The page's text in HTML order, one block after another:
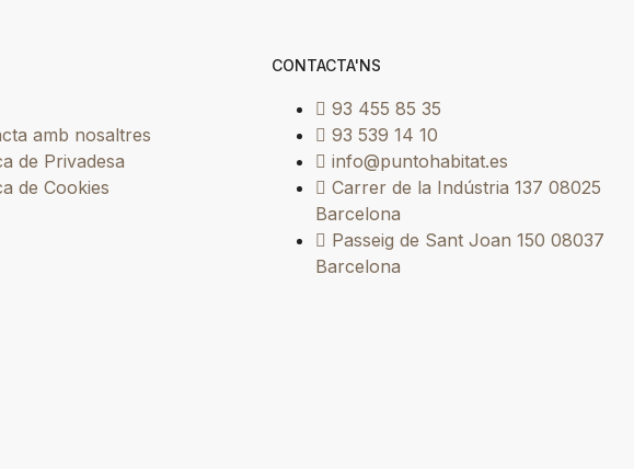
amb nosaltres
de Privadesa
de Cookies
CONTACTA'NS
93 455 85 35
93 539 14 10
info@puntohabitat.es
Carrer de la Indústria 137 08025
Barcelona
Passeig de Sant Joan 150 08037
Barcelona